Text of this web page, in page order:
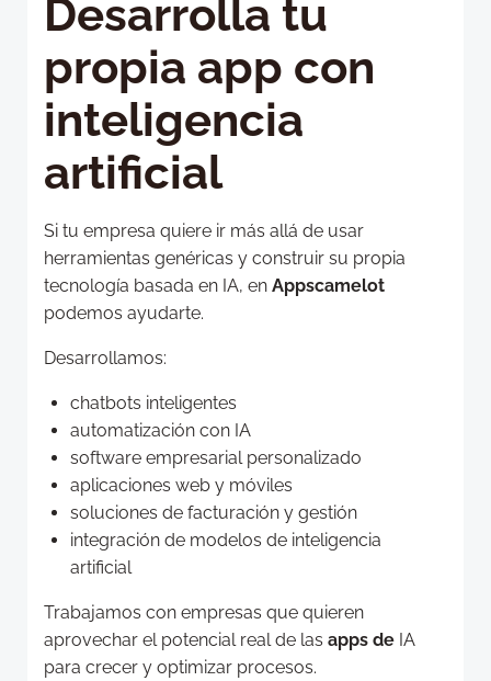
Desarrolla tu
propia app con
inteligencia
artificial
Si tu empresa quiere ir más allá de usar
herramientas genéricas y construir su propia
tecnología basada en IA, en Appscamelot
podemos ayudarte.
Desarrollamos:
chatbots inteligentes
automatización con IA
software empresarial personalizado
aplicaciones web y móviles
soluciones de facturación y gestión
integración de modelos de inteligencia
artificial
Trabajamos con empresas que quieren
aprovechar el potencial real de las apps de IA
para crecer y optimizar procesos.